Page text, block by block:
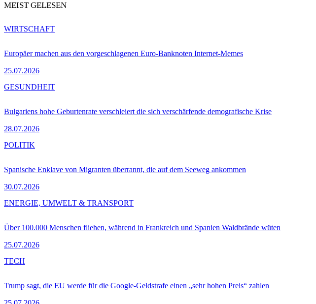
MEIST GELESEN
Europäer machen aus den vorgeschlagenen Euro-Banknoten Internet-Memes
25.07.2026
WIRTSCHAFT
Bulgariens hohe Geburtenrate verschleiert die sich verschärfende demografische Krise
28.07.2026
GESUNDHEIT
Spanische Enklave von Migranten überrannt, die auf dem Seeweg ankommen
30.07.2026
POLITIK
Über 100.000 Menschen fliehen, während in Frankreich und Spanien Waldbrände wüten
25.07.2026
ENERGIE, UMWELT & TRANSPORT
Trump sagt, die EU werde für die Google-Geldstrafe einen „sehr hohen Preis“ zahlen
TECH